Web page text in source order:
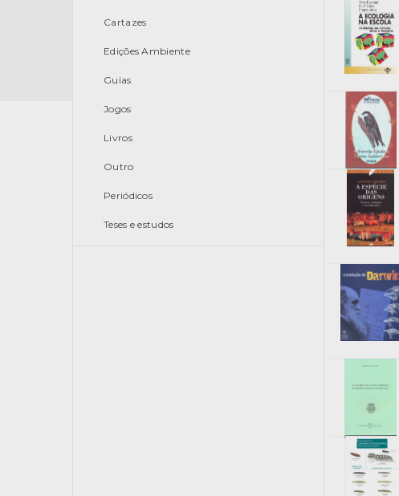
Cartazes
Edições Ambiente
Guias
Jogos
Livros
Outro
Periódicos
Teses e estudos